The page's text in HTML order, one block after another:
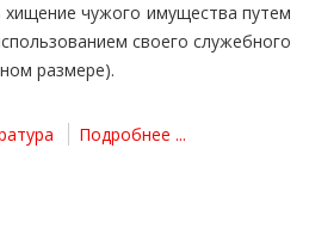
чужого имущества путем
своего служебного
размере).
Подробнее ...